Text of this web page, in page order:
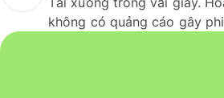
không có quảng cáo gây